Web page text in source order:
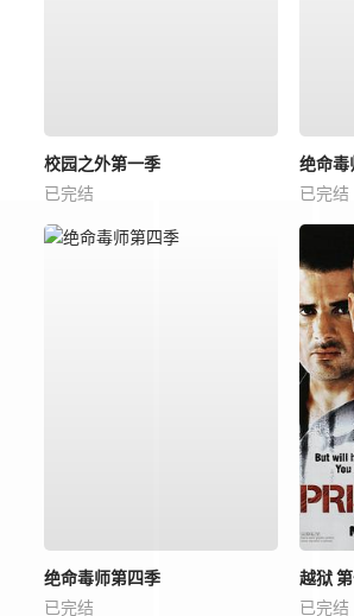
校园之外第一季
已完结
绝命毒
已完结
绝命毒师第四季
已完结
越狱
已完结